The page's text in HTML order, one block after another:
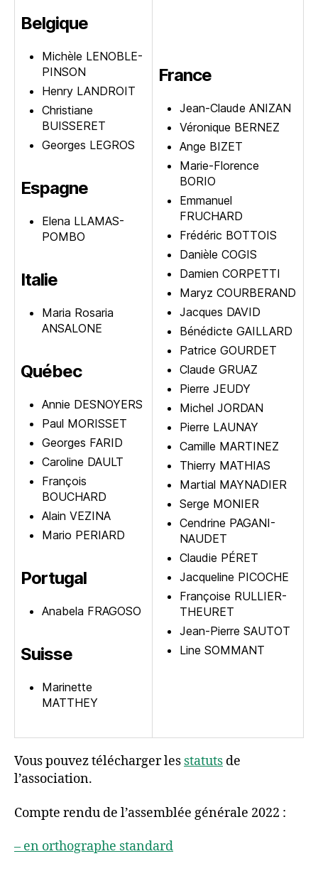
Belgique
Michèle LENOBLE-
PINSON
Henry LANDROIT
Christiane
BUISSERET
Georges LEGROS
Espagne
Elena LLAMAS-
POMBO
Italie
Maria Rosaria
ANSALONE
Québec
Annie DESNOYERS
Paul MORISSET
Georges FARID
Caroline DAULT
François
BOUCHARD
Alain VEZINA
Mario PERIARD
Portugal
Anabela FRAGOSO
Suisse
Marinette
MATTHEY
France
Jean-Claude ANIZAN
Véronique BERNEZ
Ange BIZET
Marie-Florence
BORIO
Emmanuel
FRUCHARD
Frédéric BOTTOIS
Danièle COGIS
Damien CORPETTI
Maryz COURBERAND
Jacques DAVID
Bénédicte GAILLARD
Patrice GOURDET
Claude GRUAZ
Pierre JEUDY
Michel JORDAN
Pierre LAUNAY
Camille MARTINEZ
Thierry MATHIAS
Martial MAYNADIER
Serge MONIER
Cendrine PAGANI-
NAUDET
Claudie PÉRET
Jacqueline PICOCHE
Françoise RULLIER-
THEURET
Jean-Pierre SAUTOT
Line SOMMANT
Vous pouvez télécharger les statuts de
l’association.
Compte rendu de l’assemblée générale 2022 :
– en orthographe standard